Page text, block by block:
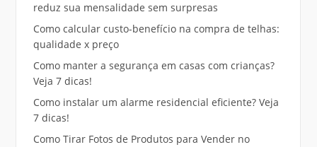
reduz sua mensalidade sem surpresas
Como calcular custo-benefício na compra de telhas:
qualidade x preço
Como manter a segurança em casas com crianças?
Veja 7 dicas!
Como instalar um alarme residencial eficiente? Veja
7 dicas!
Como Tirar Fotos de Produtos para Vender no